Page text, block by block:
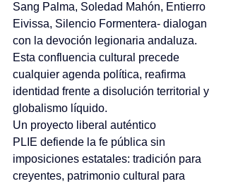
Sang Palma, Soledad Mahón, Entierro
Eivissa, Silencio Formentera- dialogan
con la devoción legionaria andaluza.
Esta confluencia cultural precede
cualquier agenda política, reafirma
identidad frente a disolución territorial y
globalismo líquido.
Un proyecto liberal auténtico
PLIE defiende la fe pública sin
imposiciones estatales: tradición para
creyentes, patrimonio cultural para